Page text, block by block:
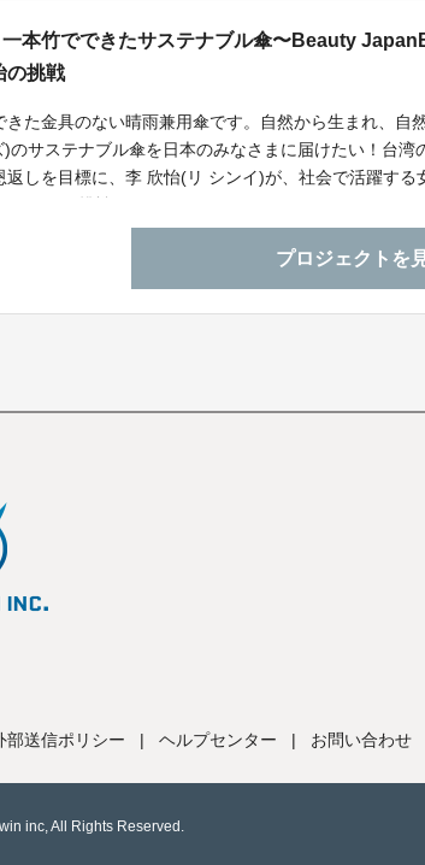
一本竹でできたサステナブル傘〜Beauty
の挑戦
きた金具のない晴雨兼用傘です。自然から生まれ、自
のサステナブル傘を日本のみなさまに届けたい！台湾
返しを目標に、李 欣怡(リ シンイ)が、社会で活躍する
プロジェクトを
部送信ポリシー | ヘルプセンター | お問い合わせ
inc, All Rights Reserved.